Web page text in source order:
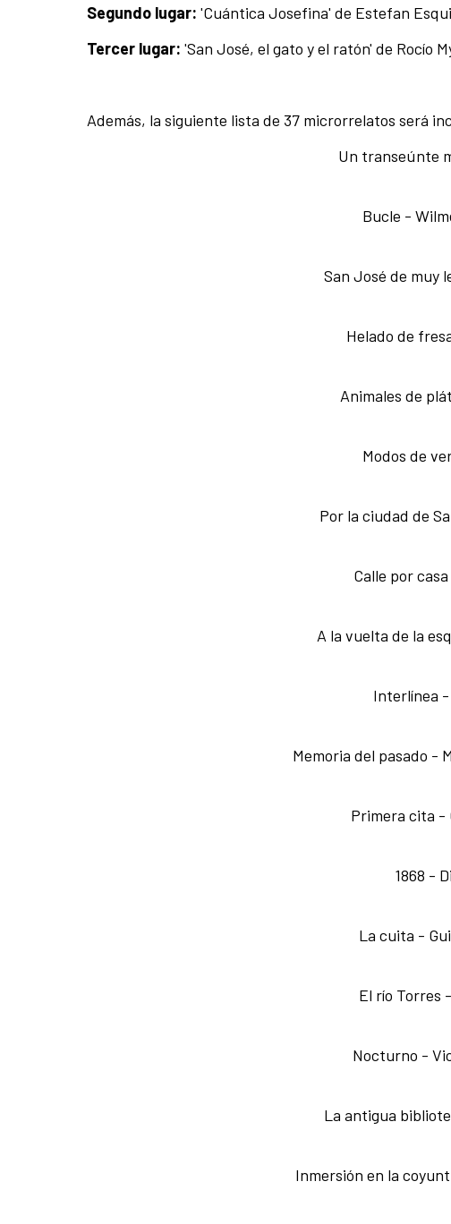
Segundo lugar: 'Cuántica Josefina' de Estefan
Tercer lugar: 'San José, el gato y el ratón' de Rocío
Además, la siguiente lista de 37 microrrelatos será
Un transeúnte
Bucle -
San José de muy
Helado de
Animales de
Modos de
Por la ciudad de
Calle por
A la vuelta de la
Interlínea -
Memoria del pasado -
Primera cita -
1868 -
La cuita -
El río Torres
Nocturno -
La antigua
Inmersión en la